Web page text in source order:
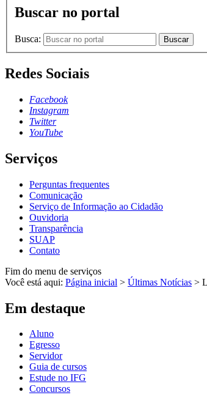
Buscar no portal
Busca: Buscar
Redes Sociais
Facebook
Instagram
Twitter
YouTube
Serviços
Perguntas frequentes
Comunicação
Serviço de Informação ao Cidadão
Ouvidoria
Transparência
SUAP
Contato
Fim do menu de serviços
Você está aqui: Página inicial > Últimas Notícias >
Em destaque
Aluno
Egresso
Servidor
Guia de cursos
Estude no IFG
Concursos